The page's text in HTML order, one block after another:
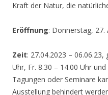
Kraft der Natur, die
Eröffnung: Donnerstag, 27.
Zeit: 27.04.2023 –
Uhr, Fr. 8.30 – 14.00 Uhr
Tagungen oder Seminare
Ausstellung behindert